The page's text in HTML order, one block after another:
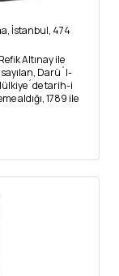
İstanbul, 474
Altınay ile
Darü´l-
tarih-i
aldığı, 1789 ile
olarak